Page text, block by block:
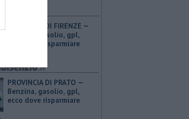
PROVINCIA DI FIRENZE — ​
Benzina, gasolio, gpl,
ecco dove risparmiare
PROVINCIA DI PRATO — ​
Benzina, gasolio, gpl,
ecco dove risparmiare